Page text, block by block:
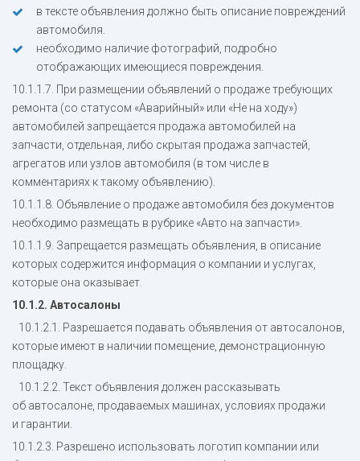
в тексте объявления должно быть описание повреждений
автомобиля.
необходимо наличие фотографий, подробно
отображающих имеющиеся повреждения.
10.1.1.7. При размещении объявлений о продаже требующих
ремонта (со статусом «Аварийный» или «Не на ходу»)
автомобилей запрещается продажа автомобилей на
запчасти, отдельная, либо скрытая продажа запчастей,
агрегатов или узлов автомобиля (в том числе в
комментариях к такому объявлению).
10.1.1.8. Объявление о продаже автомобиля без документов
необходимо размещать в рубрике «Авто на запчасти».
10.1.1.9. Запрещается размещать объявления, в описание
которых содержится информация о компании и услугах,
которые она оказывает.
10.1.2. Автосалоны
10.1.2.1. Разрешается подавать объявления от автосалонов,
которые имеют в наличии помещение, демонстрационную
площадку.
10.1.2.2. Текст объявления должен рассказывать
об автосалоне, продаваемых машинах, условиях продажи
и гарантии.
10.1.2.3. Разрешено использовать логотип компании или